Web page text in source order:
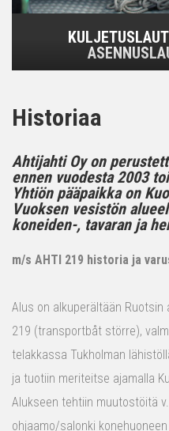
Historiaa
Ahtijahti Oy on
ennen vuodesta 2003
Yhtiön pääpaikka on
Vuoksen vesistön
koneiden-, tavaran ja
m/s AHTI 219 historia ja
Alus on alkuperältään Ruotsin
219 (transportbåt större),
telakkassa Tukholman
ja tuotiin meriteitse ajamalla
Alukseen tehtiin muutostöitä
ohjaamo/salonki